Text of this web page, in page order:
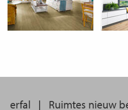
erfal | Ruimtes nieuw